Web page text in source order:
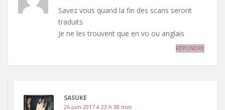
Savez vous quand la fin des scans seront
traduits
Je ne les trouvent que en vo ou anglais
RÉPONDRE
SASUKE
26 juin 2017 à 23 h 38 min